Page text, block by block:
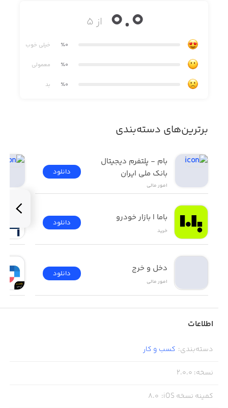
از ۵ 0.0
٪0 خیلی خوب
٪0 معمولی
٪0 بد
برترین‌های دسته‌بندی
بانک ملی ایران
امور ‌مالی
دانلود
باما | بازار خودرو
خرید
دانلود
دخل و خرج
امور ‌مالی
دانلود
اطلاعات
دسته‌بندی: کسب‌ و ‌کار
نسخه:
2.0.0
کمینه نسخه iOS :
8.0